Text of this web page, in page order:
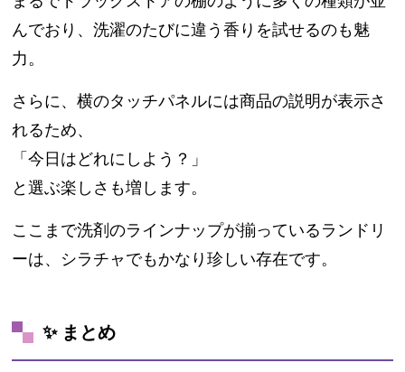
んでおり、洗濯のたびに違う香りを試せるのも魅
力。
さらに、横のタッチパネルには商品の説明が表示さ
れるため、
「今日はどれにしよう？」
と選ぶ楽しさも増します。
ここまで洗剤のラインナップが揃っているランドリ
ーは、シラチャでもかなり珍しい存在です。
✨ まとめ